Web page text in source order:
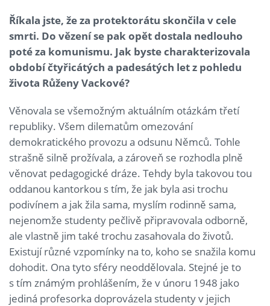
Říkala jste, že za protektorátu skončila v cele
smrti. Do vězení se pak opět dostala nedlouho
poté za komunismu. Jak byste charakterizovala
období čtyřicátých a padesátých let z pohledu
života Růženy Vackové?
Věnovala se všemožným aktuálním otázkám třetí
republiky. Všem dilematům omezování
demokratického provozu a odsunu Němců. Tohle
strašně silně prožívala, a zároveň se rozhodla plně
věnovat pedagogické dráze. Tehdy byla takovou tou
oddanou kantorkou s tím, že jak byla asi trochu
podivínem a jak žila sama, myslím rodinně sama,
nejenomže studenty pečlivě připravovala odborně,
ale vlastně jim také trochu zasahovala do životů.
Existují různé vzpomínky na to, koho se snažila komu
dohodit. Ona tyto sféry neoddělovala. Stejné je to
s tím známým prohlášením, že v únoru 1948 jako
jediná profesorka doprovázela studenty v jejich